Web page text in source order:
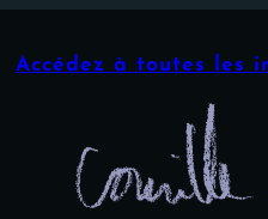
Accédez à toutes les